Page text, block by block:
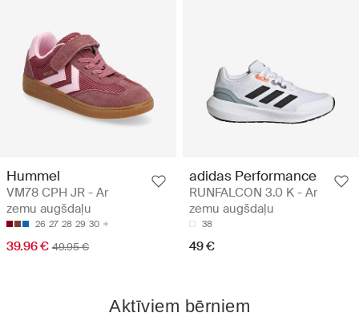
Hummel
VM78 CPH JR - Ar
zemu augšdaļu
26 27 28 29 30
39.96 € 49.95 €
adidas Performance
RUNFALCON 3.0 K - Ar
zemu augšdaļu
38
49 €
Aktīviem bērniem